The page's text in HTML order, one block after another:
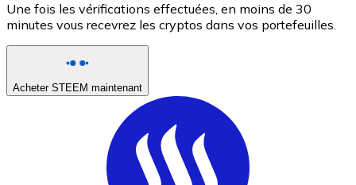
Une fois les vérifications effectuées, en moins de 30
minutes vous recevrez les cryptos dans vos portefeuilles.
Acheter STEEM maintenant